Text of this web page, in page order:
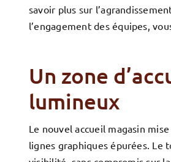
savoir plus sur
l’engagement des équipes,
Un zone
lumineux
Le nouvel accueil magasin
lignes graphiques épurées. Le